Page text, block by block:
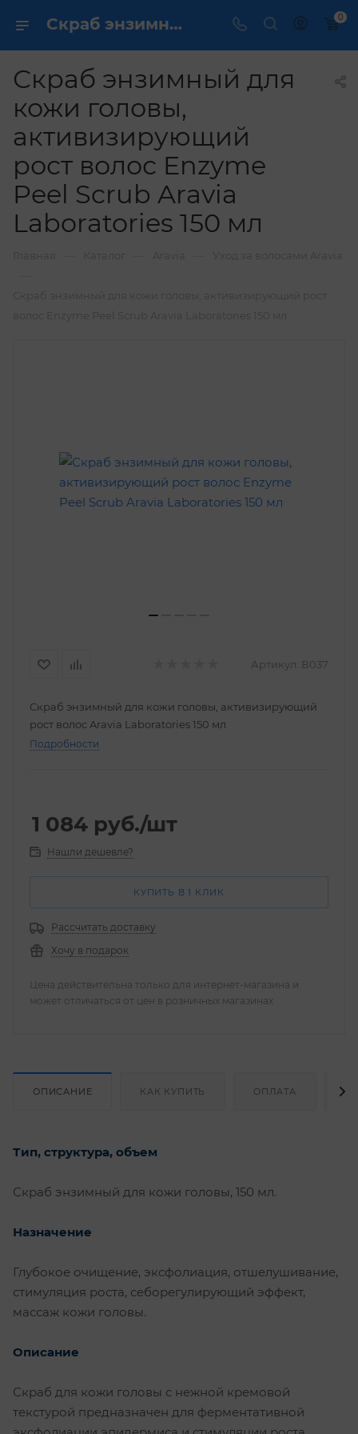
Скраб энзимный для кожи головы, активизирующий рост волос Enzyme Peel Scrub Aravia Laboratories 150 мл купить по выгодной цене в интернет магазине 0
Скраб энзимный для
кожи головы,
активизирующий
рост волос Enzyme
Peel Scrub Aravia
Laboratories 150 мл
Артикул: В037
Скраб энзимный для кожи головы, активизирующий
рост волос Aravia Laboratories 150 мл
Подробности
1 084 руб./шт
Нашли дешевле?
КУПИТЬ В 1 КЛИК
Рассчитать доставку
Хочу в подарок
Цена действительна только для интернет-магазина и
может отличаться от цен в розничных магазинах
ОПИСАНИЕ КАК КУПИТЬ ОПЛАТА
Тип, структура, объем
Скраб энзимный для кожи головы, 150 мл.
Назначение
Глубокое очищение, эксфолиация, отшелушивание,
стимуляция роста, себорегулирующий эффект,
массаж кожи головы.
Описание
Скраб для кожи головы с нежной кремовой
текстурой предназначен для ферментативной